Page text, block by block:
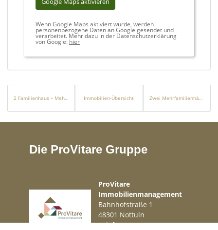
Wenn Google Maps aktiviert wurde, werden
personenbezogene Daten an Google gesendet und
verarbeitet. Mehr dazu in der Datenschutzerklärung
von Google: hier
2 Familienhaus – Mehrgenerationen finden eine Heimat mit großem Garten und Pool Immobilien-Übersicht Zwei Mehrfamilienhäuser mit erstklassigen Entwicklungsmöglichkeiten in guter Ehrenfelder Lage
Die ProVitare Gruppe
ProVitare
Immobilienmanagement
Bahnhofstraße 1
48301 Nottuln
Telefon02509 99 49 871